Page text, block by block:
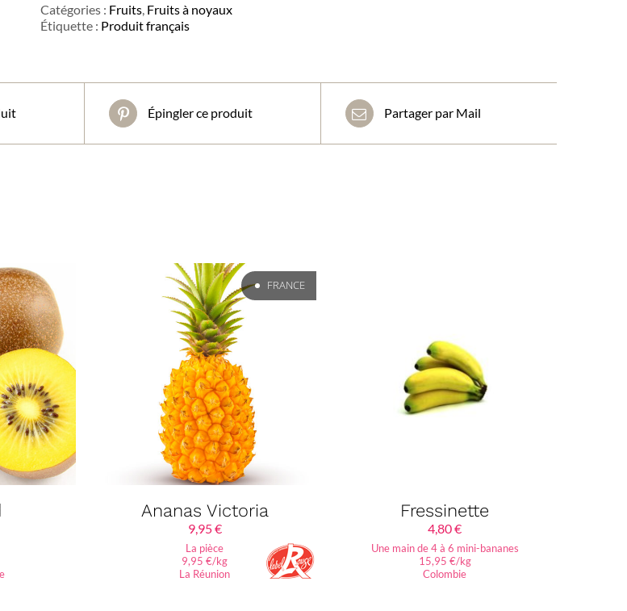
Catégories : Fruits Fruits à noyaux
Étiquette : Produit français
Épingler ce produit Partager par Mail
FRANCE
Ananas Victoria
9,95€
La pièce
9,95 €/kg
La Réunion
Fressinette
4,80€
Une main de 4 à 6 mini-bananes
15,95 €/kg
Colombie